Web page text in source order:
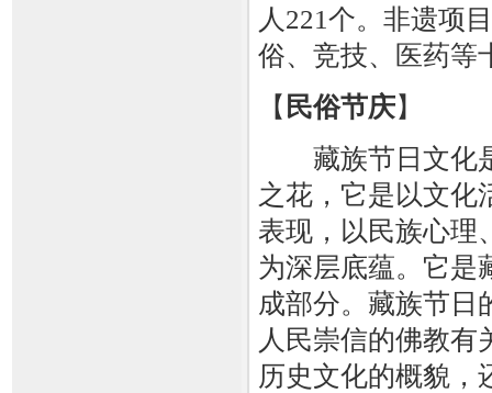
人221个。非遗项
俗、竞技、医药等
【 民俗节庆】
藏族节日文化是
之花，它是以文化
表现，以民族心理
为深层底蕴。它是
成部分。藏族节日
人民崇信的佛教有
历史文化的概貌，